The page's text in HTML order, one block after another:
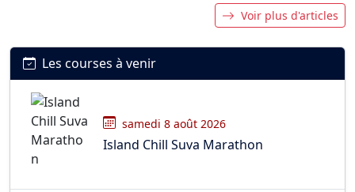
Voir plus d'articles
Les courses à venir
samedi 8 août 2026
Island Chill Suva Marathon